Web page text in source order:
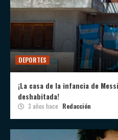
DEPORTES
¡La casa de la infancia de
deshabitada!
3 años hace Redacción